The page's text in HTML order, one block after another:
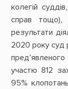
колегій
справ
результати
2020 року суд
участю 812
95%